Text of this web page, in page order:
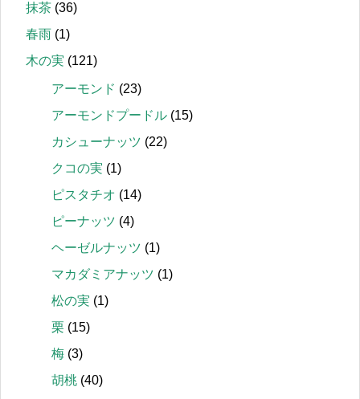
抹茶 (36)
春雨 (1)
木の実 (121)
アーモンド (23)
アーモンドプードル (15)
カシューナッツ (22)
クコの実 (1)
ピスタチオ (14)
ピーナッツ (4)
ヘーゼルナッツ (1)
マカダミアナッツ (1)
松の実 (1)
栗 (15)
梅 (3)
胡桃 (40)